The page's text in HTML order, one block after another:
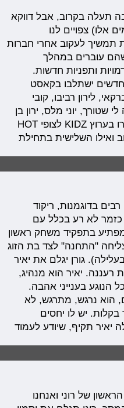
תעלה בקרוב, אבל דווקא
אלו) צפויים לנו
תמשיך לעקוב אחרי חברות
עוברים במהלך
ותפניות חדשות.
ישתלבו בקאסט
לירון רביבו, קובי
שטורך, יוני מלס, ירון בן
הרוש ועוד. העונות החדשות ישודרו בערוץ KIDZ לצופי HOT
ואילו השלישית בתחילת
בדוגמנות, ריקוד
לא רע בכלל עם
בתפקיד משחק ראשון
"התחנה" לצד בת הזוג
גורן יגלם את יאיר
רעננה. יאיר הוא מנהיג,
הנוגע בענייני אהבה.
הוא נרגש, מתרגש, לא
בקלות. יש לו יחסים
תקיף, שיודע לעמוד
הראשון של רוני ואנחנו